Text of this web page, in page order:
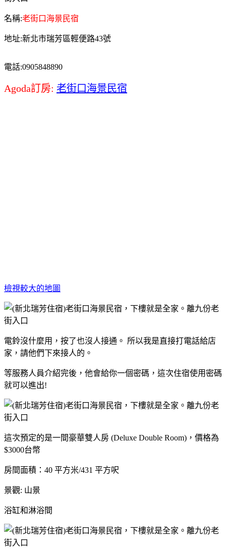
名稱:老街口海景民宿
地址:新北市瑞芳區輕便路43號
電話:0905848890
Agoda訂房: 老街口海景民宿
檢視較大的地圖
電鈴沒什麼用，按了也沒人接通。 所以我是直接打電話給店
家，請他們下來接人的。
等服務人員介紹完後，他會給你一個密碼，這次住宿使用密碼
就可以進出!
這次預定的是一間豪華雙人房 (Deluxe Double Room)，價格為
$3000台幣
房間面積：40 平方米/431 平方呎
景觀: 山景
浴缸和淋浴間